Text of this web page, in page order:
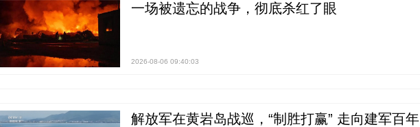
一场被遗忘的战争，彻底杀红了眼
2026-08-06 09:40:03
解放军在黄岩岛战巡，“制胜打赢” 走向建军百年